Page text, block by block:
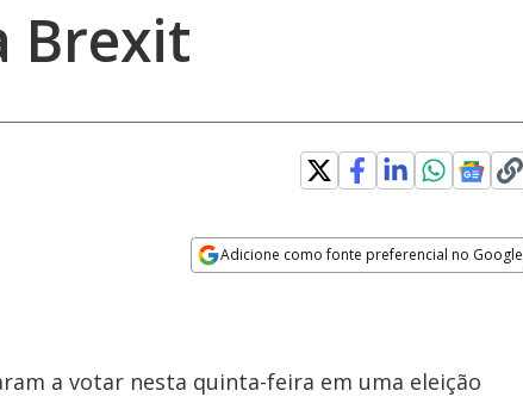
Brexit
Adicione como fonte preferencial no Google
a votar nesta quinta-feira em uma eleição